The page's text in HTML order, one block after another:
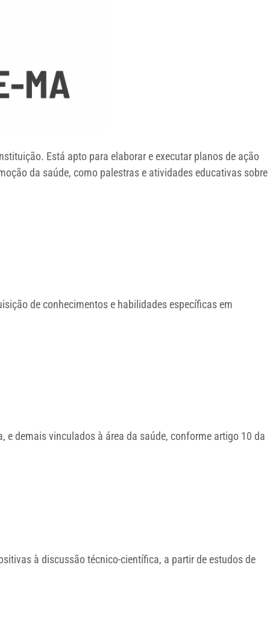
Está apto para elaborar e executar planos de ação
da saúde, como palestras e atividades educativas sobre
de conhecimentos e habilidades específicas em
e demais vinculados à área da saúde, conforme artigo 10 da
à discussão técnico-científica, a partir de estudos de